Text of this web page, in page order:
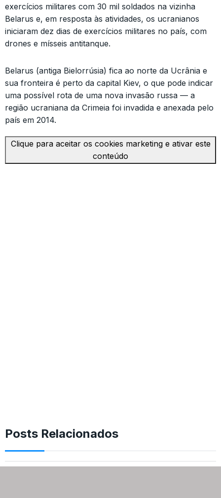
exercícios militares com 30 mil soldados na vizinha
Belarus e, em resposta às atividades, os ucranianos
iniciaram dez dias de exercícios militares no país, com
drones e mísseis antitanque.
Belarus (antiga Bielorrúsia) fica ao norte da Ucrânia e
sua fronteira é perto da capital Kiev, o que pode indicar
uma possível rota de uma nova invasão russa — a
região ucraniana da Crimeia foi invadida e anexada pelo
país em 2014.
Clique para aceitar os cookies marketing e ativar este
conteúdo
Posts Relacionados